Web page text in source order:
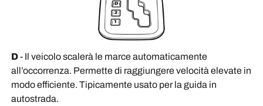
D- Il veicolo scalerà le marce automaticamente
all’occorrenza. Permette di raggiungere velocità elevate in
modo efficiente. Tipicamente usato per la guida in
autostrada.